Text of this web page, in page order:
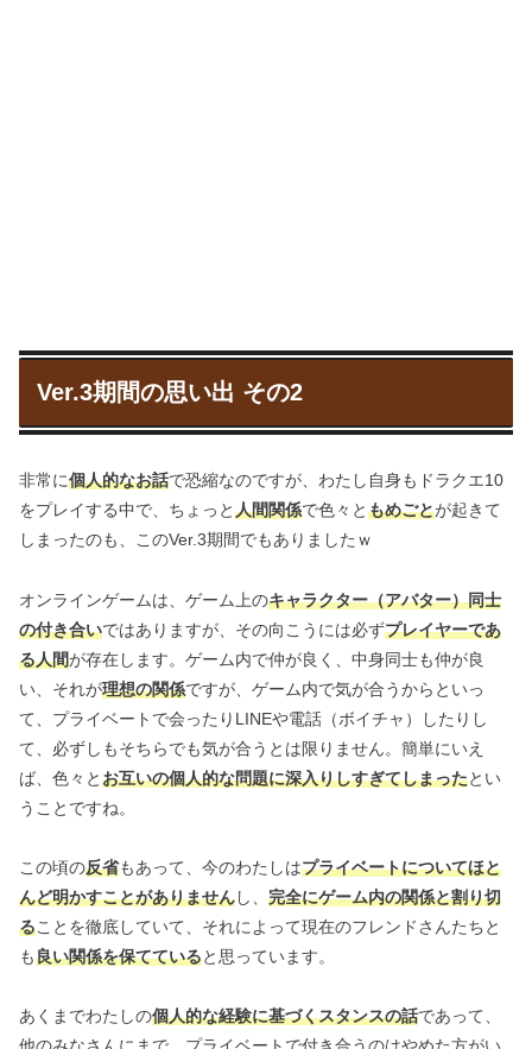
Ver.3期間の思い出 その2
非常に個人的なお話で恐縮なのですが、わたし自身もドラクエ10
をプレイする中で、ちょっと人間関係で色々ともめごとが起きて
しまったのも、このVer.3期間でもありましたｗ
オンラインゲームは、ゲーム上のキャラクター（アバター）同士
の付き合いではありますが、その向こうには必ずプレイヤーであ
る人間が存在します。ゲーム内で仲が良く、中身同士も仲が良
い、それが理想の関係ですが、ゲーム内で気が合うからといっ
て、プライベートで会ったりLINEや電話（ボイチャ）したりし
て、必ずしもそちらでも気が合うとは限りません。簡単にいえ
ば、色々とお互いの個人的な問題に深入りしすぎてしまったとい
うことですね。
この頃の反省もあって、今のわたしはプライベートについてほと
んど明かすことがありませんし、 完全にゲーム内の関係と割り切
ることを徹底していて、それによって現在のフレンドさんたちと
も良い関係を保てていると思っています。
あくまでわたしの個人的な経験に基づくスタンスの話であって、